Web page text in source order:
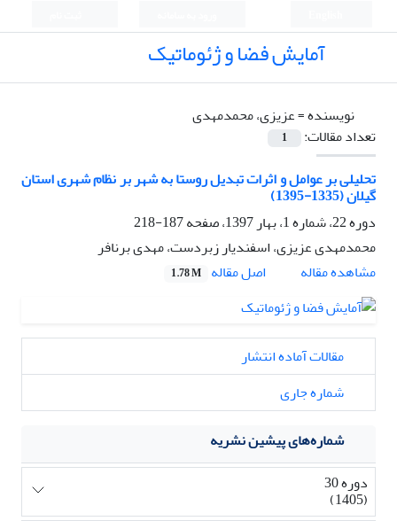
آمایش فضا و ژئوماتیک
نویسنده =عزیزی، محمدمهدی
تعداد مقالات:
1
تحلیلی بر عوامل و اثرات تبدیل روستا به شهر بر نظام شهری استان
گیلان (1335-1395)
دوره 22، شماره 1، بهار 1397، صفحه
187-218
محمدمهدی عزیزی، اسفندیار زبردست، مهدی برنافر
مشاهده مقاله
اصل مقاله 1.78 M
مقالات آماده انتشار
شماره جاری
شماره‌های پیشین نشریه
دوره 30
(1405)